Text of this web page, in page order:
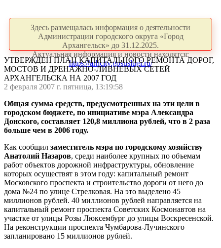
Здесь размещалась информация о деятельности
Администрации городского округа «Город
Архангельск» до 31.12.2025.
Актуальная информация и новости находятся:
https://arhcity.gosuslugi.ru/
УТВЕРЖДЕН ПЛАН КАПИТАЛЬНОГО РЕМОНТА ДОРОГ,
МОСТОВ И ДРЕНАЖНО-ЛИВНЕВЫХ СЕТЕЙ
АРХАНГЕЛЬСКА НА 2007 ГОД
2 февраля 2007 г. пятница, 13:19:58
Общая сумма средств, предусмотренных на эти цели в
городском бюджете, по инициативе мэра Александра
Донского, составляет 120,8 миллиона рублей, что в 2 раза
больше чем в 2006 году.
Как сообщил заместитель мэра по городскому хозяйству
Анатолий Назаров, среди наиболее крупных по объемам
работ объектов дорожной инфраструктуры, обновление
которых осуществят в этом году: капитальный ремонт
Московского проспекта и строительство дороги от него до
дома №24 по улице Стрелковая. На это выделено 45
миллионов рублей. 40 миллионов рублей направляется на
капитальный ремонт проспекта Советских Космонавтов на
участке от улицы Розы Люксембург до улицы Воскресенской.
На реконструкции проспекта Чумбарова-Лучинского
запланировано 15 миллионов рублей.